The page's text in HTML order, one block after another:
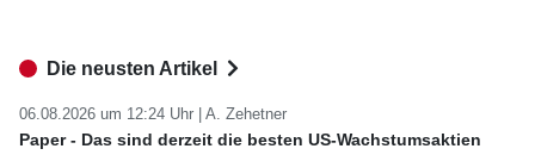
Die neusten Artikel
06.08.2026 um 12:24 Uhr | A. Zehetner
Paper - Das sind derzeit die besten US-Wachstumsaktien